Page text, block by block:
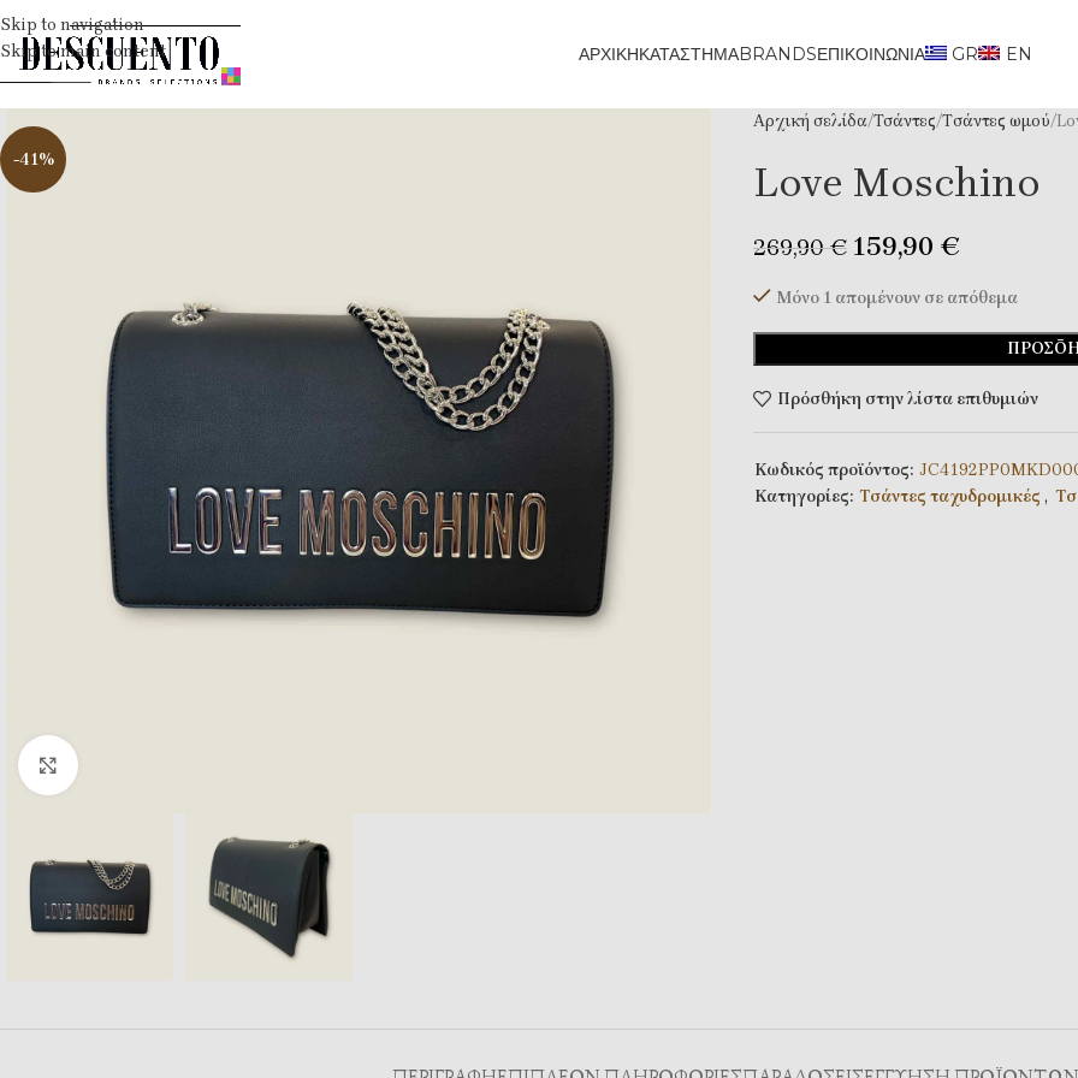
Skip to navigation
Skip to main content
ΑΡΧΙΚΗΚΑΤΆΣΤΗΜΑBRANDSΕΠΙΚΟΙΝΩΝΊΑ GR EN
-41%
Αρχική σελίδα Τσάντες Tσάντες ωμού
Love Moschino
269,90€ 159,90 €
Μόνο 1 απομένουν σε απόθεμα
Πρόσθήκη στην λίστα επιθυμιών
Κωδικός προϊόντος:
Κατηγορίες: Tσάντες ταχυδρομικές ,